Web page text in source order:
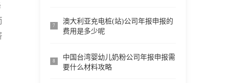
7
澳大利亚充电桩(站)公司年报申报的
费用是多少呢
8
中国台湾婴幼儿奶粉公司年报申报需
要什么材料攻略